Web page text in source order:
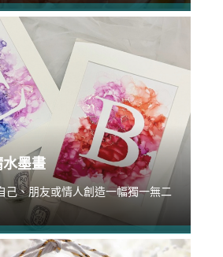
墨畫
己、朋友或情人創造一幅獨一無二